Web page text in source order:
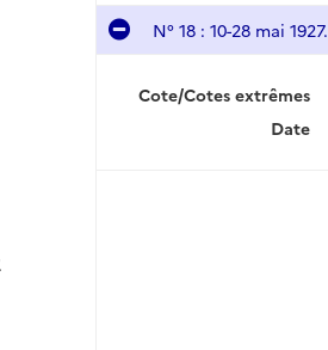
N° 18 : 10-28 mai 1927.
Cote/Cotes extrêmes
Date